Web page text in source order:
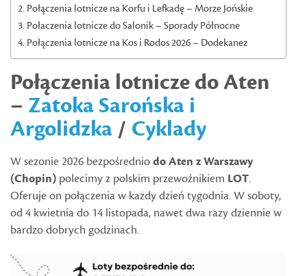
Połączenia lotnicze na Korfu i Lefkadę – Morze Jońskie
Połaczenia lotnicze do Salonik – Sporady Północne
Połączenia lotnicze na Kos i Rodos 2026 – Dodekanez
Połączenia lotnicze do Aten
– Zatoka Sarońska i
Argolidzka / Cyklady
W sezonie 2026 bezpośredniodo Aten z Warszawy
(Chopin) polecimy z polskim przewoźnikiem LOT.
Oferuje on połączenia w każdy dzień tygodnia. W soboty,
od 4 kwietnia do 14 listopada, nawet dwa razy dziennie w
bardzo dobrych godzinach.